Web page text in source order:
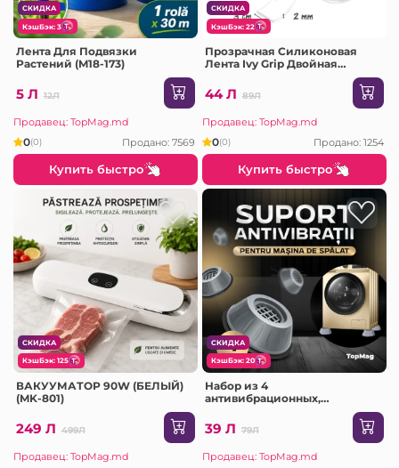
СКИДКА
КэшБэк: 3
Лента Для Подвязки
Растений (M18-173)
5 Л 12Л
Продавец: TopMag.md
0(0) Продано: 7569
Купить быстро
СКИДКА
КэшБэк: 22
Прозрачная Силиконовая
Лента Ivy Grip Двойная
44 Л 89Л
Продавец: TopMag.md
0(0) Продано: 1254
Купить быстро
СКИДКА
КэшБэк: 125
ВАКУУМАТОР 90W (БЕЛЫЙ)
(MK-801)
249 Л 499Л
Продавец: TopMag.md
СКИДКА
КэшБэк: 20
Набор из 4
антивибрационных,
противоскользящих ножек
из натурального каучука для
39 Л 79Л
Продавец: TopMag.md